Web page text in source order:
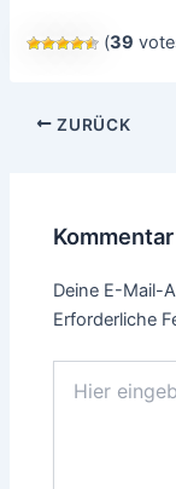
(39
Beitragsnavigation
ZURÜCK
Deine E-Mail-
Erforderliche
eingeben…